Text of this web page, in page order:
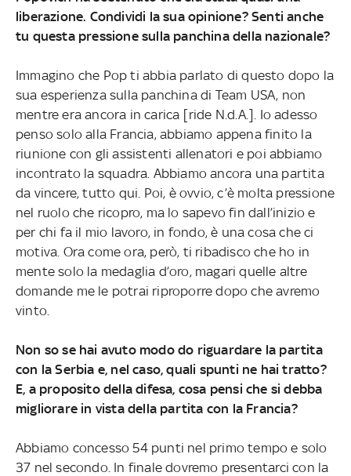
liberazione. Condividi la sua opinione? Senti anche
tu questa pressione sulla panchina della nazionale?
Immagino che Pop ti abbia parlato di questo dopo la
sua esperienza sulla panchina di Team USA, non
mentre era ancora in carica [ride N.d.A.]. Io adesso
penso solo alla Francia, abbiamo appena finito la
riunione con gli assistenti allenatori e poi abbiamo
incontrato la squadra. Abbiamo ancora una partita
da vincere, tutto qui. Poi, è ovvio, c’è molta pressione
nel ruolo che ricopro, ma lo sapevo fin dall’inizio e
per chi fa il mio lavoro, in fondo, è una cosa che ci
motiva. Ora come ora, però, ti ribadisco che ho in
mente solo la medaglia d’oro, magari quelle altre
domande me le potrai riproporre dopo che avremo
vinto.
Non so se hai avuto modo do riguardare la partita
con la Serbia e, nel caso, quali spunti ne hai tratto?
E, a proposito della difesa, cosa pensi che si debba
migliorare in vista della partita con la Francia?
Abbiamo concesso 54 punti nel primo tempo e solo
37 nel secondo. In finale dovremo presentarci con la